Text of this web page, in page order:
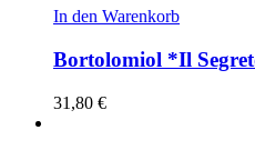
In den Warenkorb
Bortolomiol *Il
31,80 €